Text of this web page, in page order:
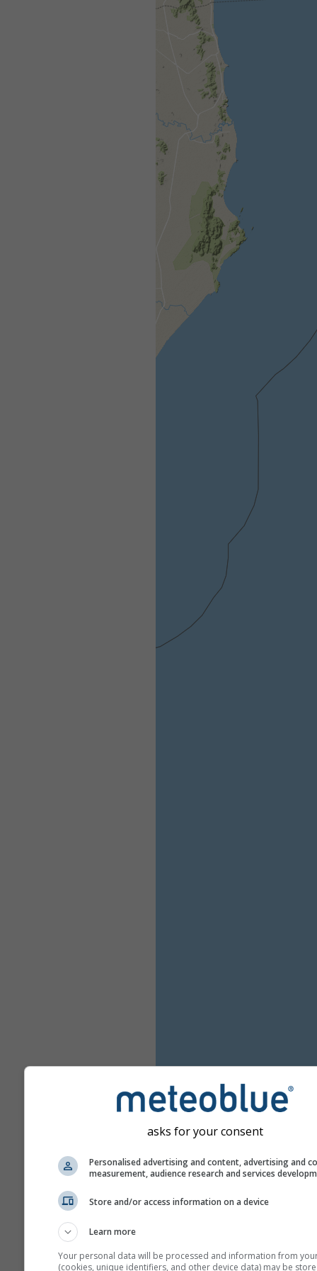
asks for your consent
Personalised advertising and content, advertising and
measurement, audience research and services
Store and/or access information on a device
Learn more
Your personal data will be processed and information from
(cookies, unique identifiers, and other device data) may be